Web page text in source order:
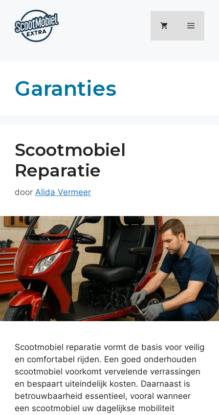
inhoud
Menu
Garanties
Scootmobiel
Reparatie
door Alida Vermeer
Scootmobiel reparatie vormt de basis voor veilig
en comfortabel rijden. Een goed onderhouden
scootmobiel voorkomt vervelende verrassingen
en bespaart uiteindelijk kosten. Daarnaast is
betrouwbaarheid essentieel, vooral wanneer
een scootmobiel uw dagelijkse mobiliteit